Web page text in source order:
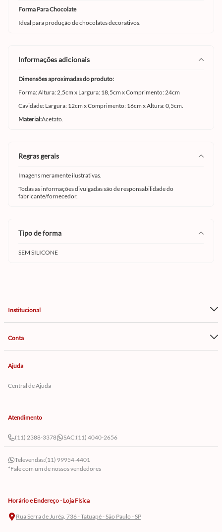
Forma Para Chocolate
Ideal para produção de chocolates decorativos.
informações adicionais
Dimensões aproximadas do produto:
Forma: Altura: 2,5cm x Largura: 18,5cm x Comprimento: 24cm
Cavidade: Largura: 12cm x Comprimento: 16cm x Altura: 0,5cm.
Material:Acetato.
regras gerais
Imagens meramente ilustrativas.
Todas as informações divulgadas são de responsabilidade do
fabricante/fornecedor.
tipo de forma
SEM SILICONE
Institucional
Conta
Ajuda
Central de Ajuda
Atendimento
(11) 2388-3378 SAC:(11) 4040-2656
Televendas:(11) 99954-4401
*Fale com um de nossos vendedores
Horário e Endereço - Loja Física
Rua Serra de Juréa, 736 - Tatuapé - São Paulo - SP